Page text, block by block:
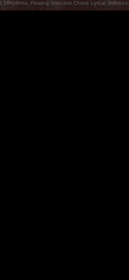
Flowing Staccato Chaos Lyrical